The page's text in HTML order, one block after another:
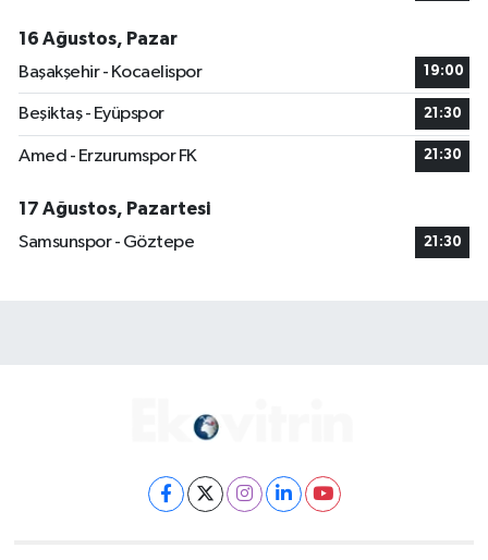
16 Ağustos, Pazar
Başakşehir - Kocaelispor
19:00
Beşiktaş - Eyüpspor 21:30
Amed - Erzurumspor FK 21:30
17 Ağustos, Pazartesi
Samsunspor - Göztepe
21:30